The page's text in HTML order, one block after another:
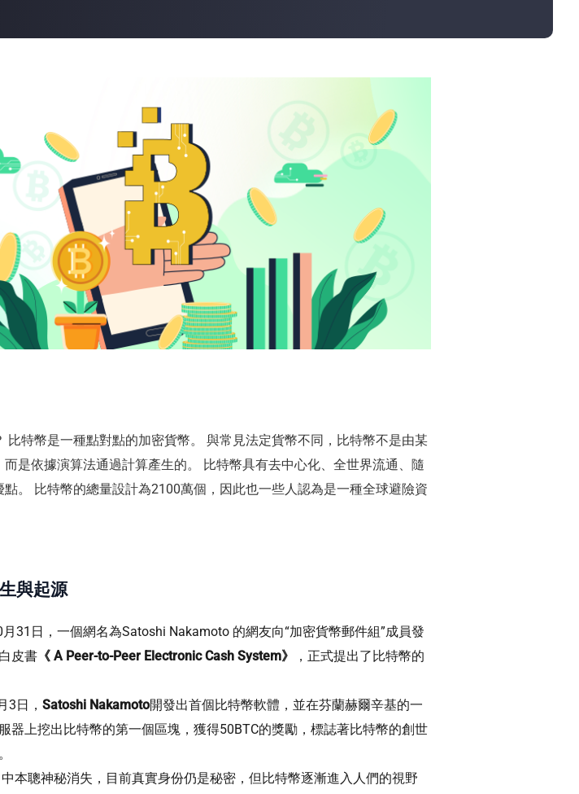
比特幣是一種點對點的加密貨幣。 與常見法定貨幣不同，比特幣不是由某
而是依據演算法通過計算產生的。 比特幣具有去中心化、全世界流通、隨
點。 比特幣的總量設計為2100萬個，因此也一些人認為是一種全球避險資
與起源
31日，一個網名為Satoshi Nakamoto 的網友向“加密貨幣郵件組”成員發
皮書 《 A Peer-to-Peer Electronic Cash System》
，正式提出了比特幣的
3日， Satoshi Nakamoto開發出首個比特幣軟體，並在芬蘭赫爾辛基的一
器上挖出比特幣的第一個區塊，獲得50BTC的獎勵，標誌著比特幣的創世
本聰神秘消失，目前真實身份仍是秘密，但比特幣逐漸進入人們的視野